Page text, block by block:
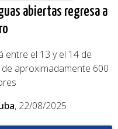
abiertas regresa a
entre el 13 y el 14 de
aproximadamente 600
, 22/08/2025